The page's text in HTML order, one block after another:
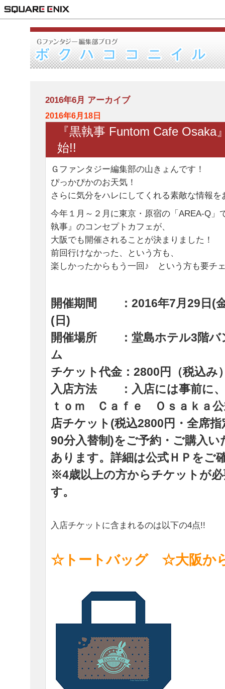
2016年6月 アーカイブ
2016年6月18日
『黒執事 Funtom Cafe Osaka
始!!
Ｇファンタジー編集部の山きょんです！
ぴっかぴかのお天気！
さらに気分をハレにしてくれる素敵な情報を
今年１月～２月に東京・原宿の「AREA-Q」
執事』のコンセプトカフェが、
大阪でも開催されることが決まりました！
前回行けなかった、という方も、
楽しかったからもう一回♪ という方も要チ
開催期間 ：2016年7月29日(
(日)
開催場所 ：堂島ホテル3階バ
ム
チケット代金：2800円（税込み
入店方法 ：入店には事前に、
ｔｏｍ Ｃａｆｅ Ｏｓａｋａ公
店チケット(税込2800円・全席指
90分入替制)をご予約・ご購入い
あります。詳細は公式ＨＰをご
※4歳以上の方からチケットが
す。
入店チケットに含まれるのは以下の4点!!
☆トートバッグ ☆大阪か